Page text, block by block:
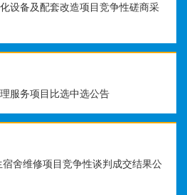
设备及配套改造项目竞争性磋商采
服务项目比选中选公告
舍维修项目竞争性谈判成交结果公